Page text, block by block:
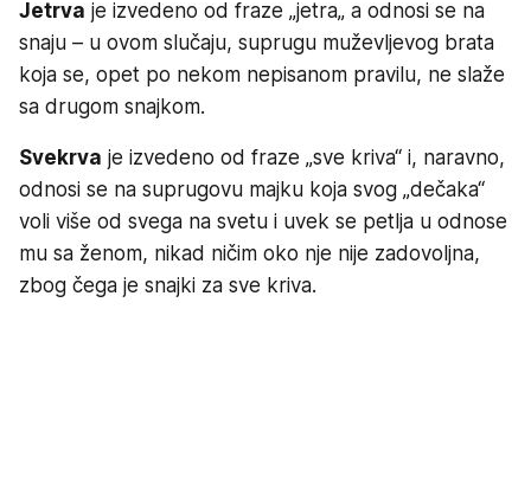
Jetrva je izvedeno od fraze „jetra„ a odnosi se na
snaju – u ovom slučaju, suprugu muževljevog brata
koja se, opet po nekom nepisanom pravilu, ne slaže
sa drugom snajkom.
Svekrva je izvedeno od fraze „sve kriva“ i, naravno,
odnosi se na suprugovu majku koja svog „dečaka“
voli više od svega na svetu i uvek se petlja u odnose
mu sa ženom, nikad ničim oko nje nije zadovoljna,
zbog čega je snajki za sve kriva.